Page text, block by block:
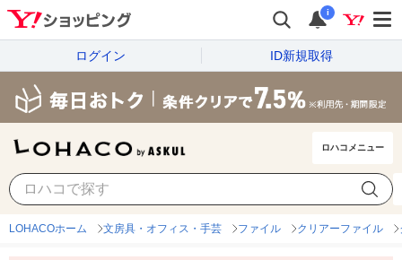
i
ログイン ID新規取得
ロハコメニュー
LOHACOホーム 文房具・オフィス・手芸 ファイル クリアーファイル